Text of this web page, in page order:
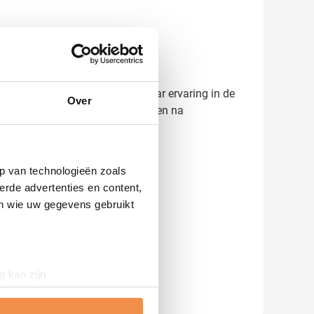
Over
van technologieën zoals
advertenties en content,
wie uw gegevens gebruikt
kan zijn
onder de aandacht brengt.
resultaat. Dankzij onze 45 jaar ervaring in de
normaal 5-7 werkdagen na